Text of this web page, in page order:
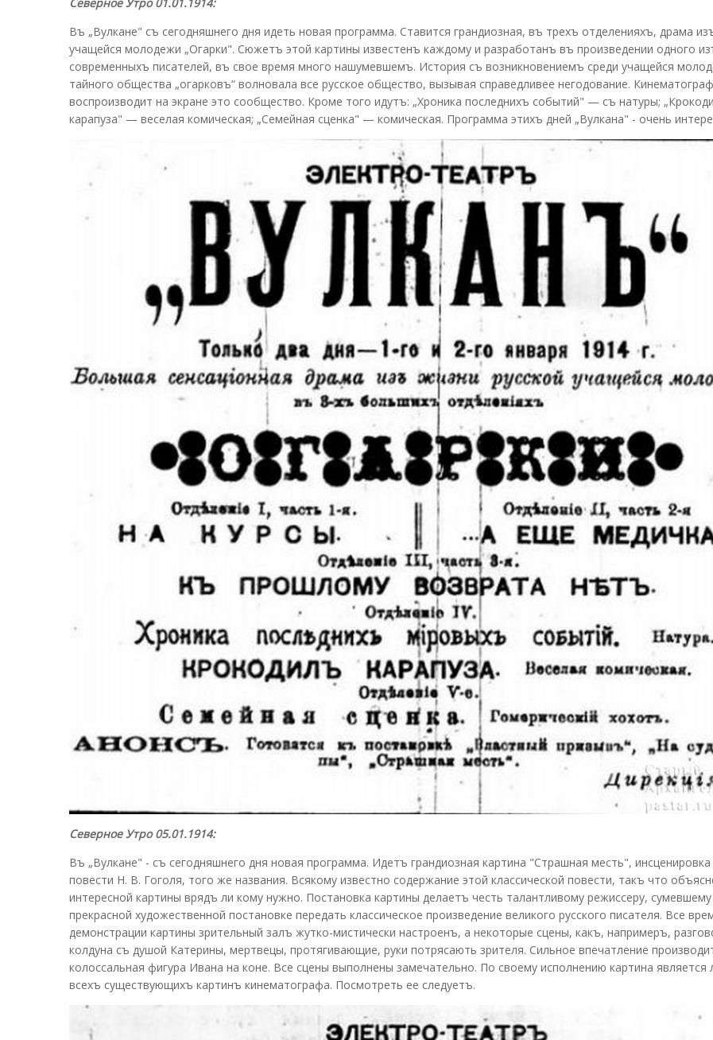
Въ „Вулкане" съ сегодняшнего дня идеть новая программа. Ставится грандиозная, въ трехъ отделенияхъ, драма
учащейся молодежи „Огарки". Сюжетъ этой картины известенъ каждому и разработанъ въ произведении одного
современныхъ писателей, въ свое время много нашумевшемъ. История съ возникновениемъ среди учащейся
тайного общества „огарковъ“ волновала все русское общество, вызывая справедливее негодование.
воспроизводит на экране это сообщество. Кроме того идутъ: „Хроника последнихъ событий" — съ натуры;
карапуза" — веселая комическая; „Семейная сценка" — комическая. Программа этихъ дней „Вулкана" - очень
Северное Утро 05.01.1914:
Въ „Вулкане" - съ сегодняшнего дня новая программа. Идетъ грандиозная картина "Страшная месть", инсценировка
повести Н. В. Гоголя, того же названия. Всякому известно содержание этой классической повести, такъ что
интересной картины врядъ ли кому нужно. Постановка картины делаетъ честь талантливому режиссеру,
прекрасной художественной постановке передать классическое произведение великого русского писателя. Все
демонстрации картины зрительный залъ жутко-мистически настроенъ, а некоторые сцены, какъ, напримеръ,
колдуна съ душой Катерины, мертвецы, протягивающие, руки потрясають зрителя. Сильное впечатление
колоссальная фигура Ивана на коне. Все сцены выполнены замечательно. По своему исполнению картина является
всехъ существующихъ картинъ кинематографа. Посмотреть ее следуетъ.